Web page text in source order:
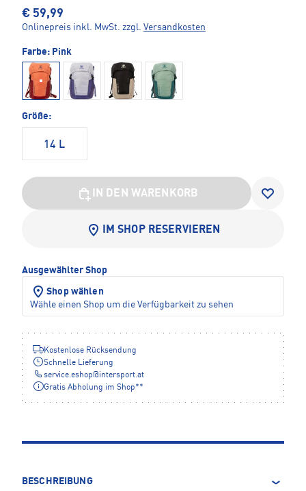
€ 59,99
Onlinepreis inkl. MwSt. zzgl. Versandkosten
Farbe: Pink
Größe:
14 L
IN DEN WARENKORB
IM SHOP RESERVIEREN
Ausgewählter Shop
Shop wählen
Wähle einen Shop um die Verfügbarkeit zu sehen
Kostenlose Rücksendung
Schnelle Lieferung
service.eshop@intersport.at
Gratis Abholung im Shop**
BESCHREIBUNG